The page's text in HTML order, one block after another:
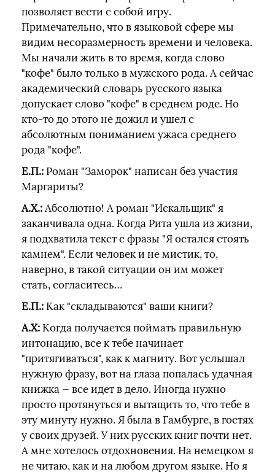
позволяет вести с собой игру.
Примечательно, что в языковой сфере мы
видим несоразмерность времени и человека.
Мы начали жить в то время, когда слово
"кофе" было только в мужского рода. А сейчас
академический словарь русского языка
допускает слово "кофе" в среднем роде. Но
кто-то до этого не дожил и ушел с
абсолютным пониманием ужаса среднего
рода "кофе".
Е.П.: Роман "Заморок" написан без участия
Маргариты?
А.Х.:Абсолютно! А роман "Искальщик" я
заканчивала одна. Когда Рита ушла из жизни,
я подхватила текст с фразы "Я остался стоять
камнем". Если человек и не мистик, то,
наверно, в такой ситуации он им может
стать, согласитесь…
Е.П.: Как "складываются" ваши книги?
А.Х: Когда получается поймать правильную
интонацию, все к тебе начинает
"притягиваться", как к магниту. Вот услышал
нужную фразу, вот на глаза попалась удачная
книжка — все идет в дело. Иногда нужно
просто протянуться и вытащить то, что тебе в
эту минуту нужно. Я была в Гамбурге, в гостях
у своих друзей. У них русских книг почти нет.
А мне хотелось отдохновения. На немецком я
не читаю, как и на любом другом языке. Но я